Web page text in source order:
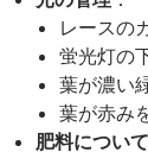
レースの
蛍光灯の
葉が濃い
葉が赤み
肥料について